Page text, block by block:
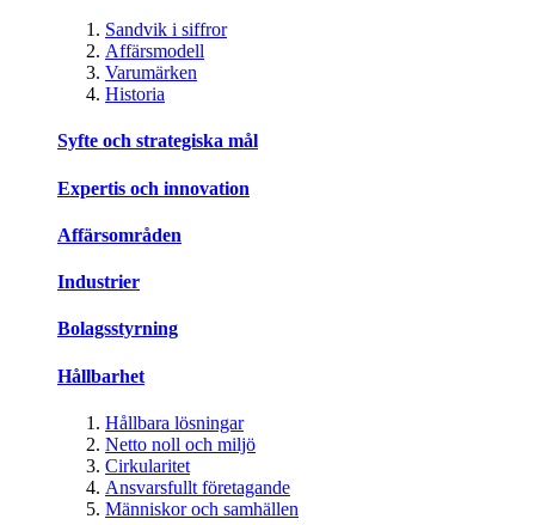
Sandvik i siffror
Affärsmodell
Varumärken
Historia
Syfte och strategiska mål
Expertis och innovation
Affärsområden
Industrier
Bolagsstyrning
Hållbarhet
Hållbara lösningar
Netto noll och miljö
Cirkularitet
Ansvarsfullt företagande
Människor och samhällen